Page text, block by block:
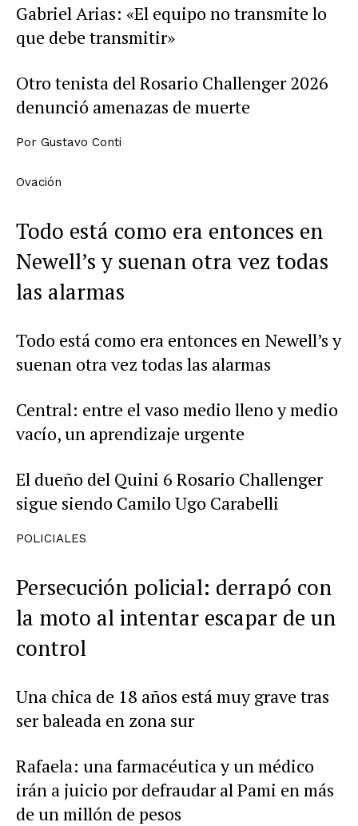
Gabriel Arias: «El equipo no transmite lo
que debe transmitir»
Otro tenista del Rosario Challenger 2026
denunció amenazas de muerte
Por Gustavo Conti
Ovación
Todo está como era entonces en
Newell’s y suenan otra vez todas
las alarmas
Todo está como era entonces en Newell’s y
suenan otra vez todas las alarmas
Central: entre el vaso medio lleno y medio
vacío, un aprendizaje urgente
El dueño del Quini 6 Rosario Challenger
sigue siendo Camilo Ugo Carabelli
POLICIALES
Persecución policial: derrapó con
la moto al intentar escapar de un
control
Una chica de 18 años está muy grave tras
ser baleada en zona sur
Rafaela: una farmacéutica y un médico
irán a juicio por defraudar al Pami en más
de un millón de pesos